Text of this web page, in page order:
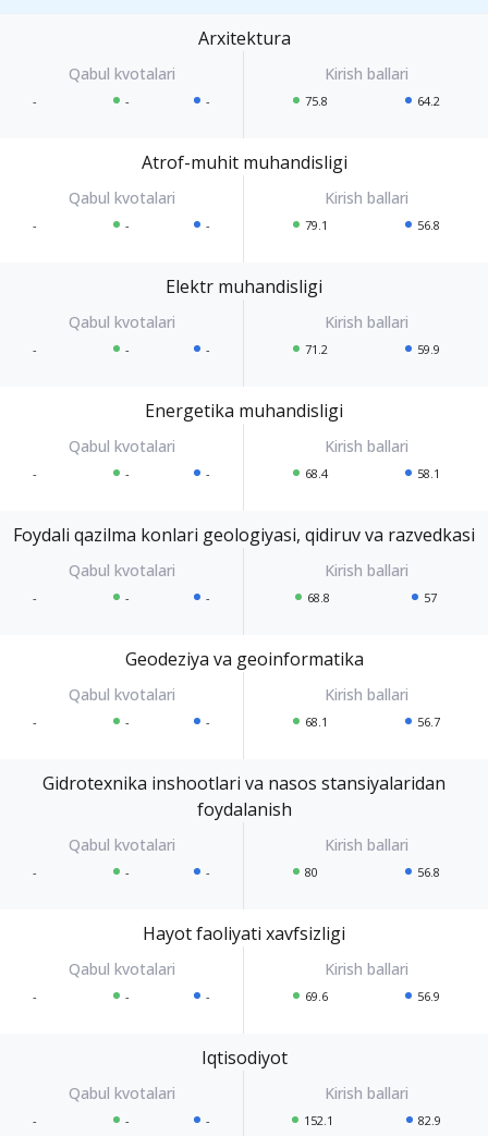
Arxitektura
- - - 75.8 64.2
Atrof-muhit muhandisligi
- - - 79.1 56.8
Elektr muhandisligi
- - - 71.2 59.9
Energetika muhandisligi
- - - 68.4 58.1
Foydali qazilma konlari geologiyasi, qidiruv va razvedkasi
- - - 68.8 57
Geodeziya va geoinformatika
- - - 68.1 56.7
Gidrotexnika inshootlari va nasos stansiyalaridan
foydalanish
- - - 80 56.8
Hayot faoliyati xavfsizligi
- - - 69.6 56.9
Iqtisodiyot
- - - 152.1 82.9